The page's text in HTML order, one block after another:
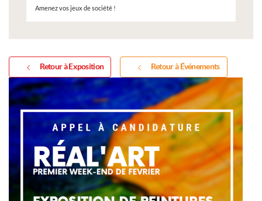
Amenez vos jeux de société !
Retour à Exposition Retour à Événements